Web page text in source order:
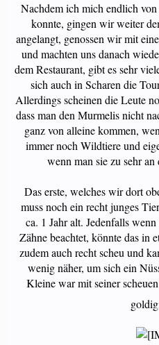
Nachdem ich mich endlich
konnte, gingen wir weiter
angelangt, genossen wir mit
und machten uns danach
dem Restaurant, gibt es sehr
sich auch in Scharen die
Allerdings scheinen die Leute
dass man den Murmelis nicht
ganz von alleine kommen,
immer noch Wildtiere und
wenn man sie zu sehr
Das erste, welches wir dort
muss noch ein recht junges
ca. 1 Jahr alt. Jedenfalls
Zähne beachtet, könnte das in
zudem auch recht scheu und
wenig näher, um sich ein
Kleine war mit seiner